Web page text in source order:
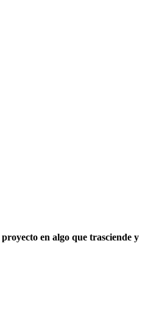
en algo que trasciende y